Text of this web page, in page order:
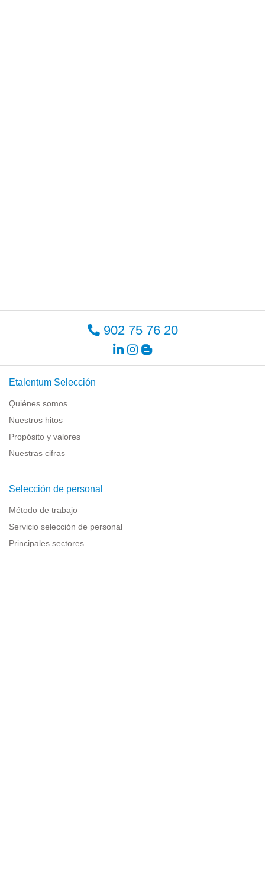
902 75 76 20
Etalentum Selección
Quiénes somos
Nuestros hitos
Propósito y valores
Nuestras cifras
Selección de personal
Método de trabajo
Servicio selección de personal
Principales sectores